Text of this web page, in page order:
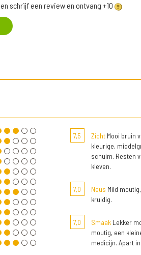
en schrijf een review en ontvang +10
7,5 ZichtMooi bruin
kleurige,
schuim. Resten
kleven.
7,0 Neus Mild
kruidig.
7,0 SmaakLekker
moutig, een
medicijn. Apart